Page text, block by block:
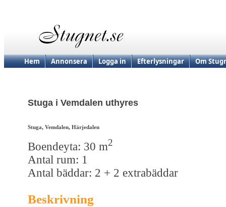
Hem Annonsera Logga in Efterlysningar Om
Stuga i Vemdalen uthyres
Stuga, Vemdalen, Härjedalen
Boendeyta: 30 m2
Antal rum: 1
Antal bäddar: 2 + 2 extrabäddar
Beskrivning